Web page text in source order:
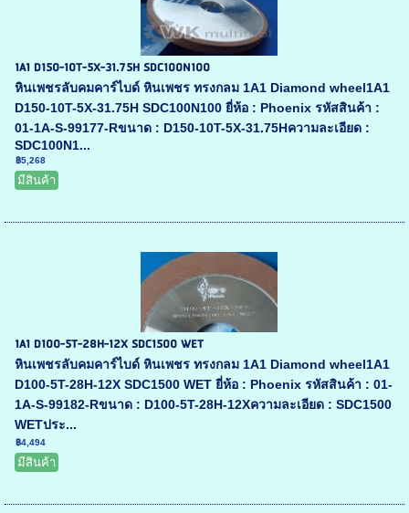
1A1 D150-10T-5X-31.75H SDC100N100
หินเพชรลับคมคาร์ไบด์ หินเพชร ทรงกลม 1A1 Diamond wheel1A1
D150-10T-5X-31.75H SDC100N100 ยี่ห้อ : Phoenix รหัสสินค้า :
01-1A-S-99177-Rขนาด : D150-10T-5X-31.75Hความละเอียด :
SDC100N1...
฿5,268
มีสินค้า
1A1 D100-5T-28H-12X SDC1500 WET
หินเพชรลับคมคาร์ไบด์ หินเพชร ทรงกลม 1A1 Diamond wheel1A1
D100-5T-28H-12X SDC1500 WET ยี่ห้อ : Phoenix รหัสสินค้า : 01-
1A-S-99182-Rขนาด : D100-5T-28H-12Xความละเอียด : SDC1500
WETประ...
฿4,494
มีสินค้า